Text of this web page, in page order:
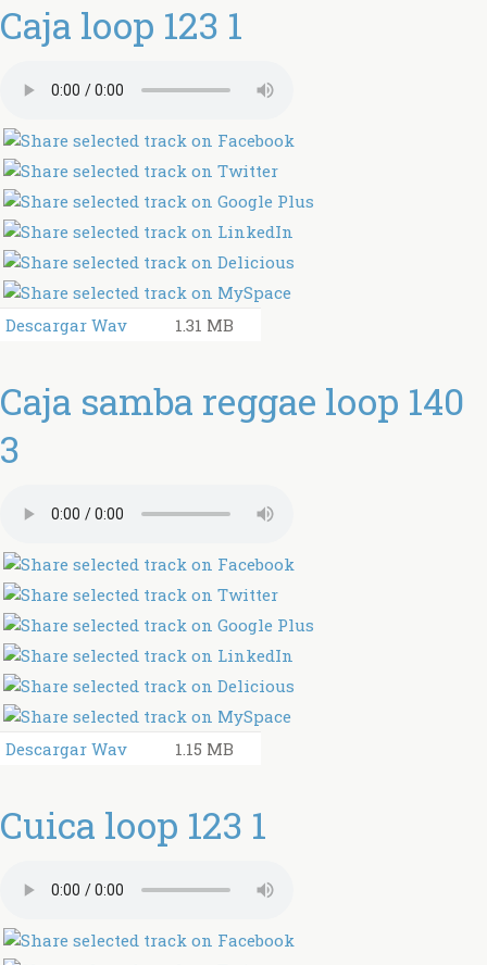
Caja loop 123 1
Descargar Wav 1.31 MB
Caja samba reggae loop 140
3
Descargar Wav 1.15 MB
Cuica loop 123 1